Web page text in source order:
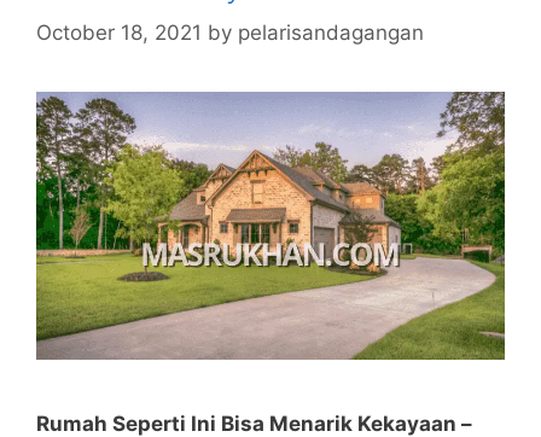
October 18, 2021 by pelarisandagangan
Rumah Seperti Ini Bisa Menarik Kekayaan –